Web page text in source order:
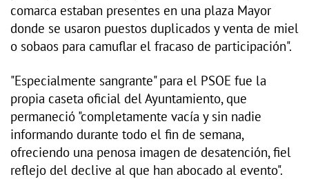
comarca estaban presentes en una plaza Mayor
donde se usaron puestos duplicados y venta de miel
o sobaos para camuflar el fracaso de participación".
"Especialmente sangrante" para el PSOE fue la
propia caseta oficial del Ayuntamiento, que
permaneció "completamente vacía y sin nadie
informando durante todo el fin de semana,
ofreciendo una penosa imagen de desatención, fiel
reflejo del declive al que han abocado al evento".